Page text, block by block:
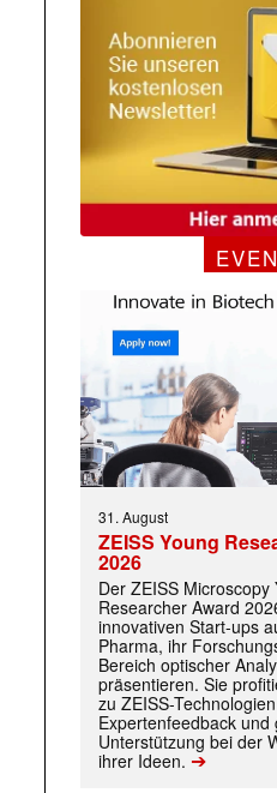
31. August
ZEISS Young
2026
Der ZEISS Microscopy
Researcher Award
innovativen Start-ups
Pharma, ihr
Bereich optischer
präsentieren. Sie
zu ZEISS-
Expertenfeedback und
Unterstützung bei der
ihrer Ideen. ➔